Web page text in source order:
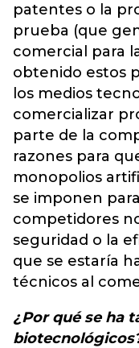
patentes o la
prueba (que
comercial para
obtenido estos
los medios
comercializar
parte de la
razones para
monopolios
se imponen
competidores
seguridad o la
que se estaría
técnicos al
¿Por qué se ha